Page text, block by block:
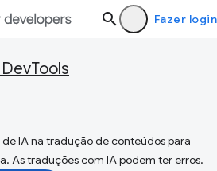
Fazer login
IA na tradução de conteúdos para
As traduções com IA podem ter erros.